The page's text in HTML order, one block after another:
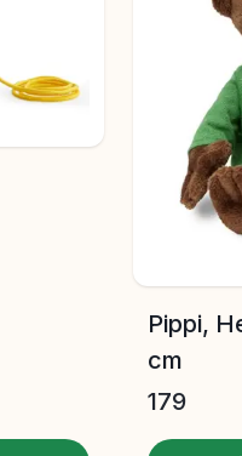
Pippi,
cm
179